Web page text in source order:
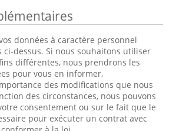
données à caractère personnel
ci-dessus. Si nous souhaitons utiliser
différentes, nous prendrons les
pour vous en informer,
des modifications que nous
des circonstances, nous pouvons
consentement ou sur le fait que le
pour exécuter un contrat avec